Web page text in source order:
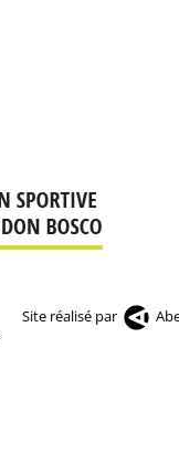
Site réalisé par